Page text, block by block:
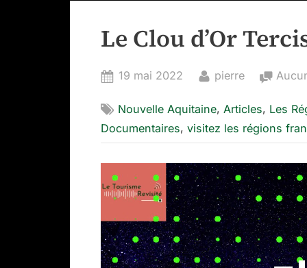
Le Clou d’Or
Posted
19 mai 2022 By
pierre
Nouvelle Aquitaine, Articles, Les
Documentaires, visitez les régions